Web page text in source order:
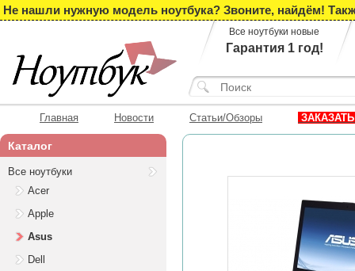
Не нашли нужную модель ноутбука? Звоните, найдём!
Все ноутбуки новые
Гарантия 1 год!
Главная Новости Статьи/Обзоры
Каталог
Все ноутбуки
Acer
Apple
Asus
Dell